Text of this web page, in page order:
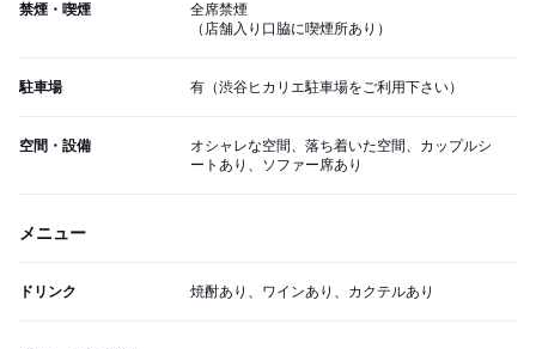
禁煙・喫煙
全席禁煙
（店舗入り口脇に喫煙所あり）
駐車場 有（渋谷ヒカリエ駐車場をご利用下さい）
空間・設備
オシャレな空間、落ち着いた空間、カップルシ
ートあり、ソファー席あり
メニュー
ドリンク 焼酎あり、ワインあり、カクテルあり